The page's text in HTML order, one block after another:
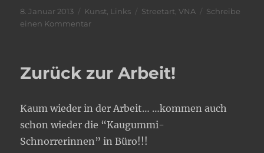
Veröffentlicht
am
8. Januar 2013 Kategorien
Kunst, Links Schlagwörter
Streetart,VNA
Schreibe
einen Kommentarzu
Zurück zur Arbeit!
Kaum wieder in der Arbeit… …kommen auch
schon wieder die “Kaugummi-
Schnorrerinnen” in Büro!!!